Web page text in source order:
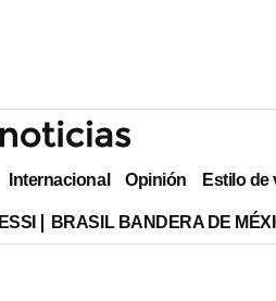
Internacional Opinión Estilo de
BRASIL BANDERA DE